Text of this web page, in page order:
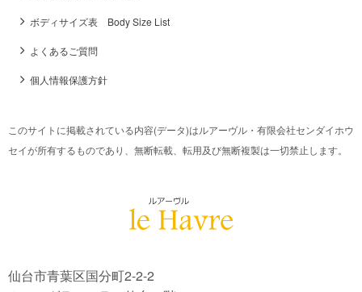
ボディサイズ表 Body Size List
よくあるご質問
個人情報保護方針
このサイトに掲載されている内容(データ)はルアーヴル・有限会社センダイホウ
セイが所有するものであり、無断転載、転用及び無断複製は一切禁止します。
仙台市青葉区国分町2-2-2